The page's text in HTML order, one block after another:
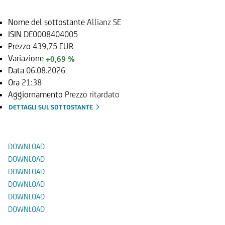
Nome del sottostante Allianz SE
ISIN DE0008404005
Prezzo 439,75 EUR
Variazione +0,69 %
Data 06.08.2026
Ora 21:38
Aggiornamento Prezzo ritardato
DETTAGLI SUL SOTTOSTANTE
DOWNLOAD
DOWNLOAD
DOWNLOAD
DOWNLOAD
DOWNLOAD
DOWNLOAD